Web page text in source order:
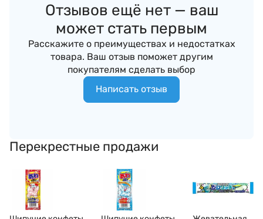
Отзывов ещё нет — ваш
может стать первым
Расскажите о преимуществах и недостатках
товара. Ваш отзыв поможет другим
покупателям сделать выбор
Написать отзыв
Перекрестные продажи